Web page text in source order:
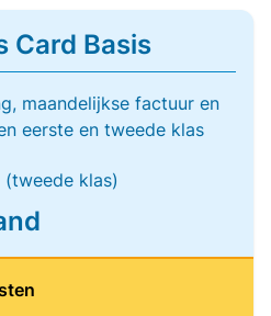
Card Basis
maandelijkse factuur en
eerste en tweede klas
(tweede klas)